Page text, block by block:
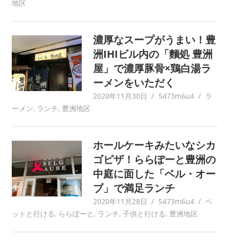
地区
濃厚なスープがうまい！豊
洲IHIビル内の「麵処 豊洲
屋」で濃厚豚骨×鶏白湯ラ
ーメンをいただく
2020年11月30日 5473m6u4
ラ
ーメン, ランチ, 豊洲地区
ホールケーキみたいなシカ
ゴピザ！ららぽーと豊洲の
中庭に面した「ベル・オー
ブ」で満足ランチ
2020年11月28日 5473m6u4
ペ
ットと行ける, ららぽーと , ランチ, 子供と行ける, 豊洲地区